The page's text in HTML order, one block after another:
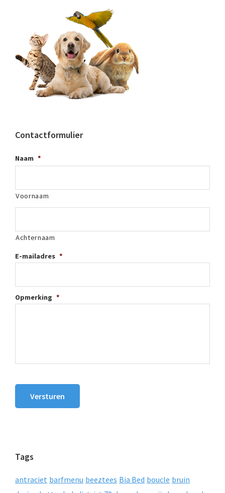
Contactformulier
Naam *
Voornaam
Achternaam
E-mailadres *
Opmerking *
Versturen
Tags
antraciet barfmenu beeztees Bia Bed boucle bruin